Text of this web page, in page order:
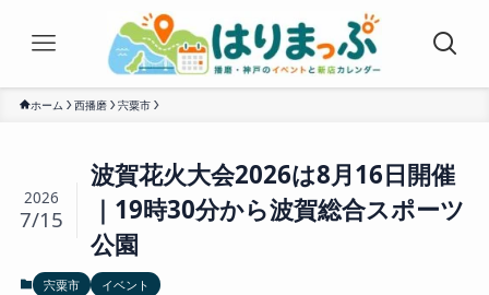
ホーム 西播磨 宍粟市
波賀花火大会2026は8月16日開催
｜19時30分から波賀総合スポーツ
公園
2026
7/15
宍粟市
イベント